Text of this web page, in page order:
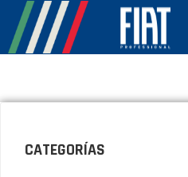
CATEGORÍAS